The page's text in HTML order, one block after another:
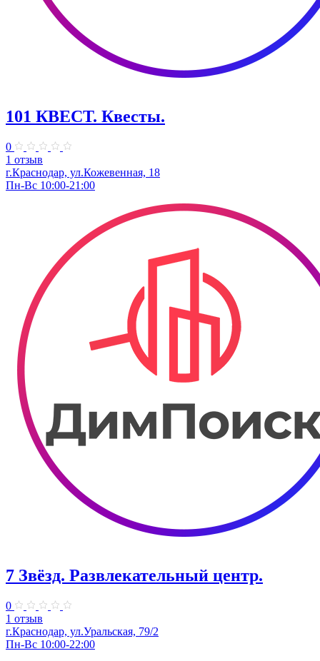
101 КВЕСТ. Квесты.
0
1 отзыв
г.Краснодар, ул.Кожевенная, 18
Пн-Вс 10:00-21:00
7 Звёзд. Развлекательный центр.
0
1 отзыв
г.Краснодар, ул.Уральская, 79/2
Пн-Вс 10:00-22:00